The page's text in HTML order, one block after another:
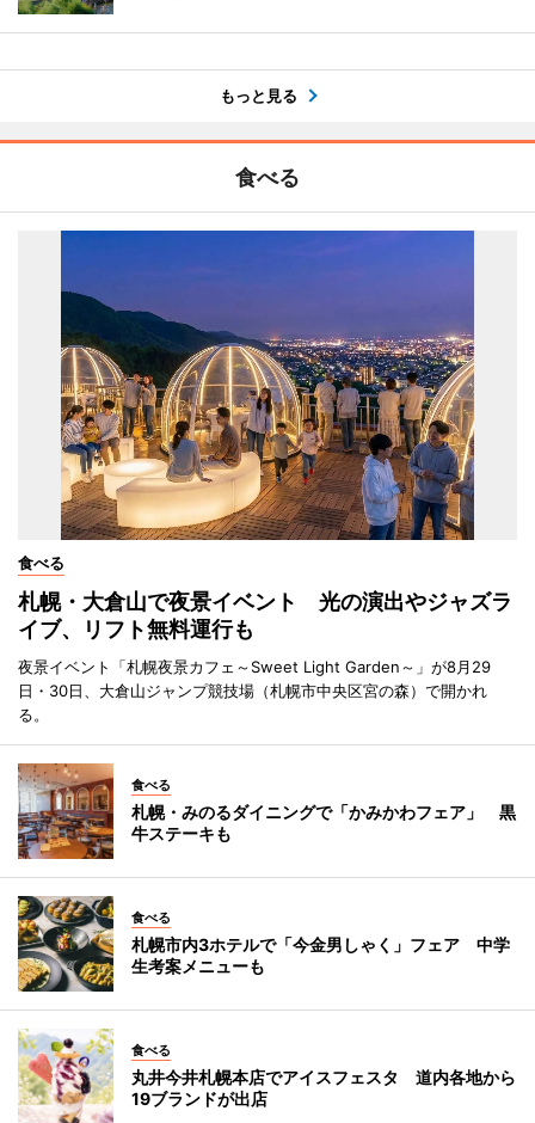
もっと見る
食べる
食べる
札幌・大倉山で夜景イベント 光の演出やジャズラ
イブ、リフト無料運行も
夜景イベント「札幌夜景カフェ～Sweet Light Garden～」が8月29
日・30日、大倉山ジャンプ競技場（札幌市中央区宮の森）で開かれ
る。
食べる
札幌・みのるダイニングで「かみかわフェア」 黒
牛ステーキも
食べる
札幌市内3ホテルで「今金男しゃく」フェア 中学
生考案メニューも
食べる
丸井今井札幌本店でアイスフェスタ 道内各地から
19ブランドが出店